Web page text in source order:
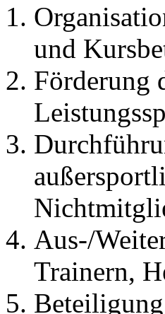
und
Förderung
Aus-/
Trainern,